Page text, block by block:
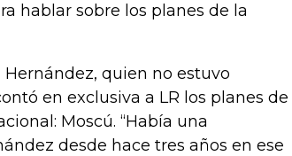
hablar sobre los planes de la
quien no estuvo
en exclusiva a LR los planes de
Moscú. “Había una
desde hace tres años en ese